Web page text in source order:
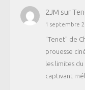
2JM sur
1 septembre
"Tenet" de
prouesse
les limites
captivant